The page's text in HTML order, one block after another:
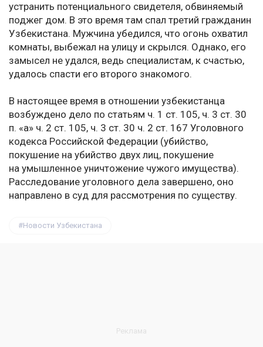
устранить потенциального свидетеля, обвиняемый
поджег дом. В это время там спал третий гражданин
Узбекистана. Мужчина убедился, что огонь охватил
комнаты, выбежал на улицу и скрылся. Однако, его
замысел не удался, ведь специалистам, к счастью,
удалось спасти его второго знакомого.
В настоящее время в отношении узбекистанца
возбуждено дело по статьям ч. 1 ст. 105, ч. 3 ст. 30
п. «а» ч. 2 ст. 105, ч. 3 ст. 30 ч. 2 ст. 167 Уголовного
кодекса Российской Федерации (убийство,
покушение на убийство двух лиц, покушение
на умышленное уничтожение чужого имущества).
Расследование уголовного дела завершено, оно
направлено в суд для рассмотрения по существу.
Новости Узбекистана